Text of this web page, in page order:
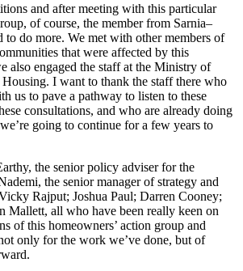
and after meeting with this particular
of course, the member from Sarnia–
to do more. We met with other members of
that were affected by this
also engaged the staff at the Ministry of
I want to thank the staff there who
us to pave a pathway to listen to these
consultations, and who are already doing
going to continue for a few years to
the senior policy adviser for the
the senior manager of strategy and
Rajput; Joshua Paul; Darren Cooney;
Mallett, all who have been really keen on
of this homeowners’ action group and
only for the work we’ve done, but of